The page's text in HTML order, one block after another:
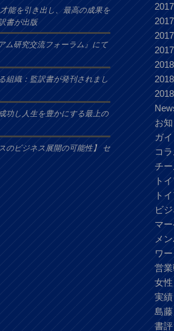
能を引き出し、最高の成果を
書が出版
ム研究交流フォーラム』にて
組織：監訳書が発刊されまし
功し人生を豊かにする最上の
のビジネス展開の可能性】 セ
お
ガ
コ
チ
ト
ト
ビ
マ
メ
ワ
営
女
実績
島
書評